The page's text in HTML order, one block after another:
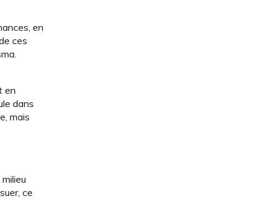
en
ces
en
dans
mais
ce